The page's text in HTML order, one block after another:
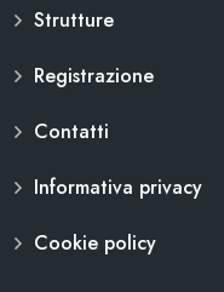
Strutture
Registrazione
Contatti
Informativa privacy
Cookie policy